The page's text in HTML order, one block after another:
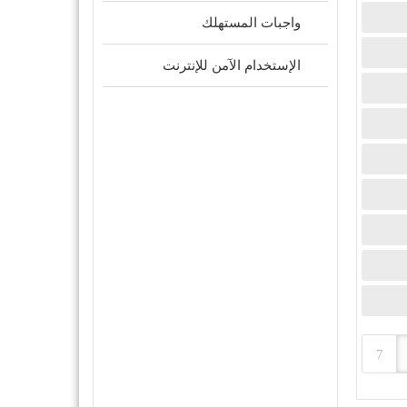
7
واجبات المستهلك
الإستخدام الآمن للإنترنت